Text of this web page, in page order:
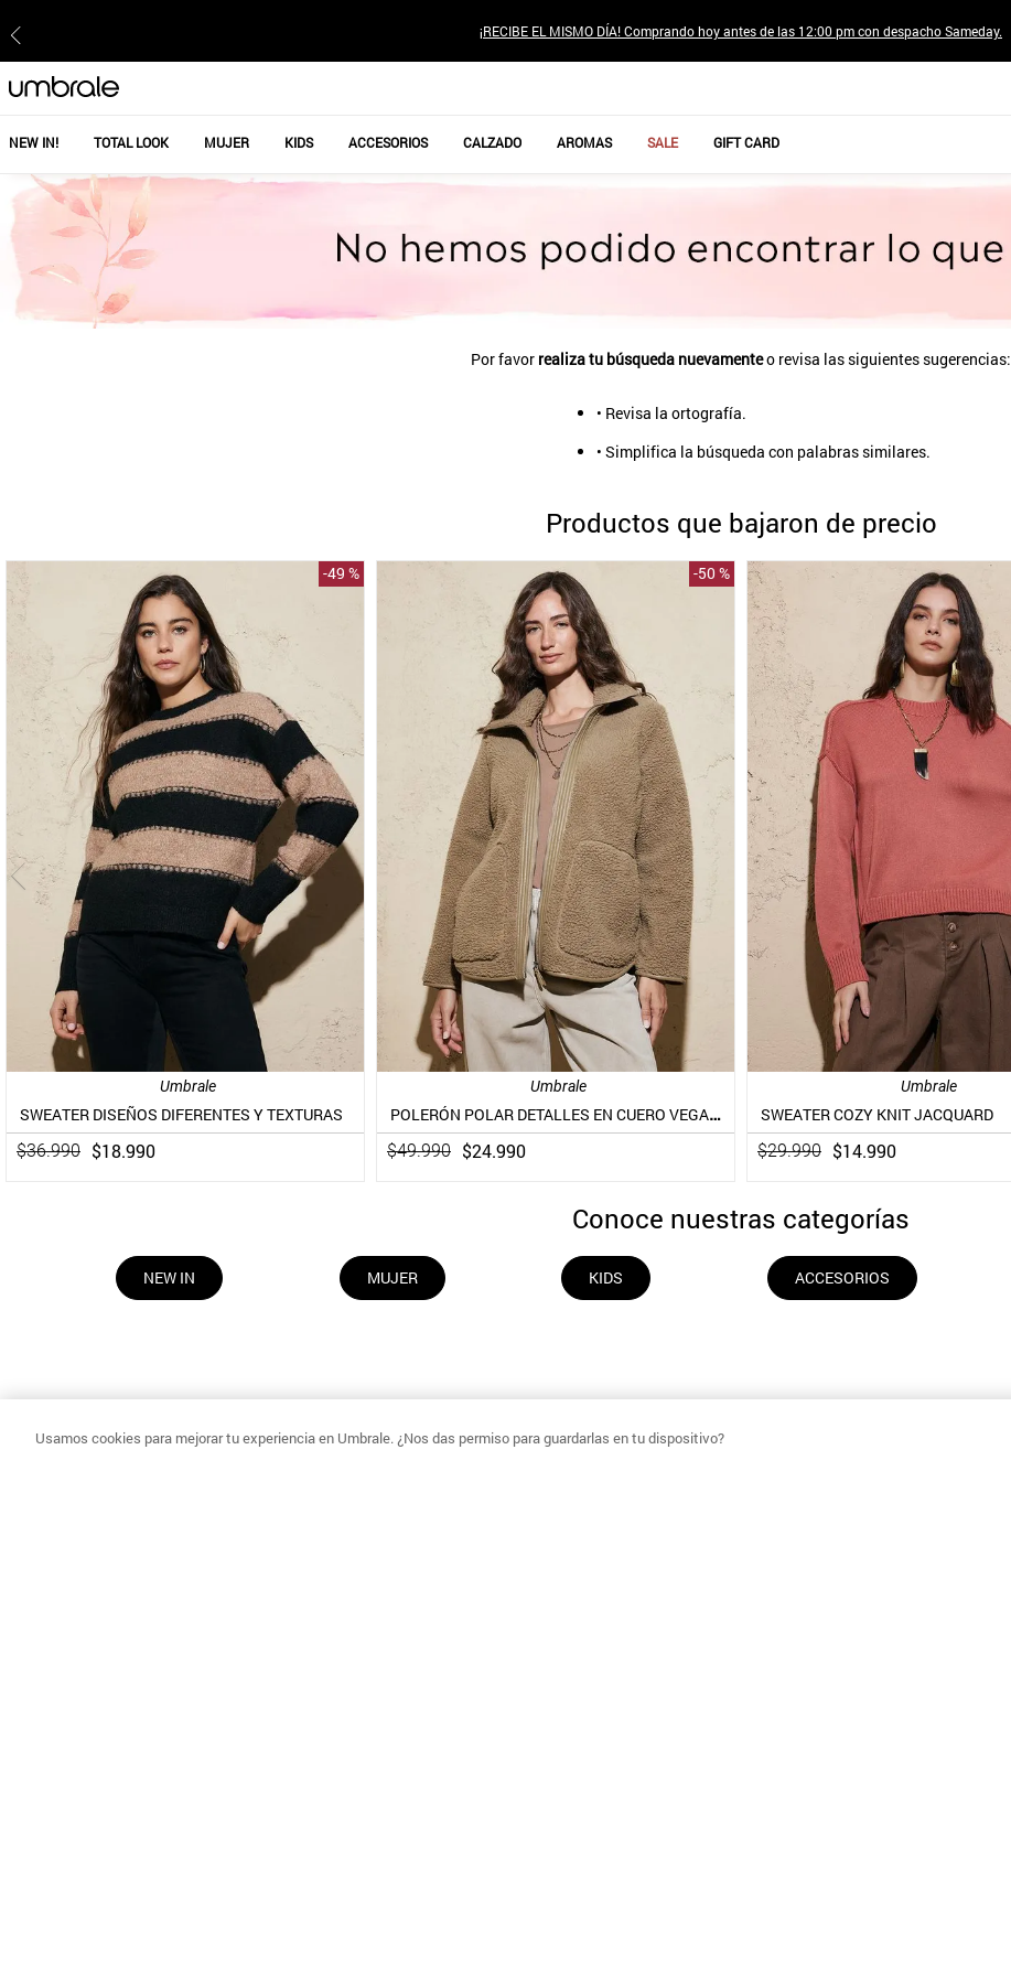
¡RECIBE EL MISMO DÍA! Comprando hoy antes de las 12:00 pm con despacho Sameday.
NEW IN! TOTAL LOOK MUJER KIDS ACCESORIOS CALZADO AROMAS SALE GIFT CARD
Por favor realiza tu búsqueda nuevamenteo revisa las siguientes sugerencias:
• Revisa la ortografía.
• Simplifica la búsqueda con palabras similares.
Productos que bajaron de precio
-49 %
Umbrale
SWEATER DISEÑOS DIFERENTES Y TEXTURAS
$36.990 $18.990
-50 %
Umbrale
POLERÓN POLAR DETALLES EN CUERO VEGANO
$49.990 $24.990
Umbrale
SWEATER COZY KNIT JACQUARD
$29.990 $14.990
Conoce nuestras categorías
NEW IN MUJER KIDS ACCESORIOS
Usamos cookies para mejorar tu experiencia en Umbrale. ¿Nos das permiso para guardarlas en tu dispositivo?
.
poleras mujer
6 .
botin
aros